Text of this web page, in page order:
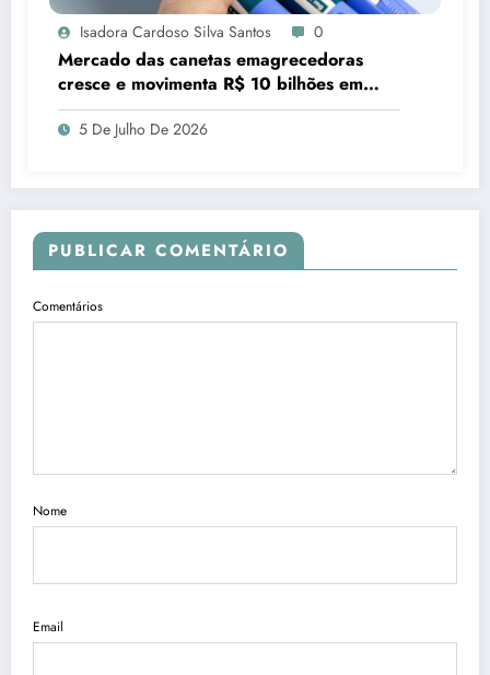
Isadora Cardoso Silva Santos 0
Mercado das canetas emagrecedoras
cresce e movimenta R$ 10 bilhões em
quatro anos
5 De Julho De 2026
PUBLICAR COMENTÁRIO
Comentários
Nome
Email